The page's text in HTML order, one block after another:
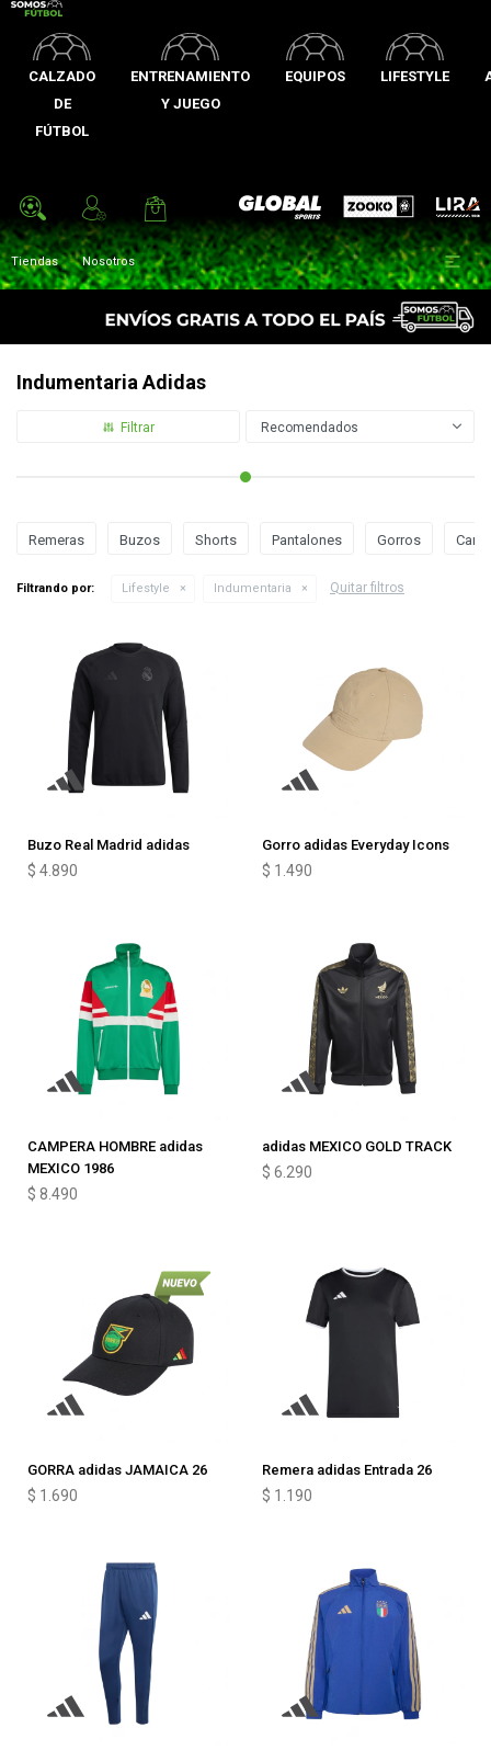
CALZADO
DE
FÚTBOL
ENTRENAMIENTO
Y JUEGO
EQUIPOS LIFESTYLE
Global Sports Zooko Lira
Tiendas Nosotros 
Indumentaria Adidas
Recomendados
Remeras Buzos Shorts Pantalones Gorros
Filtrando por: Lifestyle Indumentaria Quitar filtros
Buzo Real Madrid adidas
$ 4.890
Gorro adidas Everyday Icons
$ 1.490
CAMPERA HOMBRE adidas
MEXICO 1986
$ 8.490
adidas MEXICO GOLD TRACK
$ 6.290
GORRA adidas JAMAICA 26
$ 1.690
Remera adidas Entrada 26
$ 1.190